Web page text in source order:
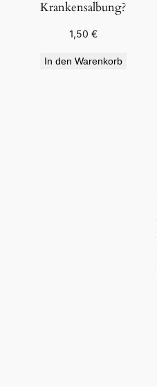
Krankensalbung?
1,50 €
In den Warenkorb